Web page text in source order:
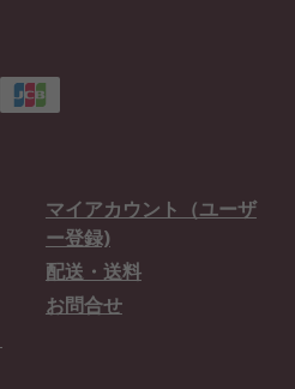
マイアカウント（ユーザ
ー登録)
配送・送料
お問合せ